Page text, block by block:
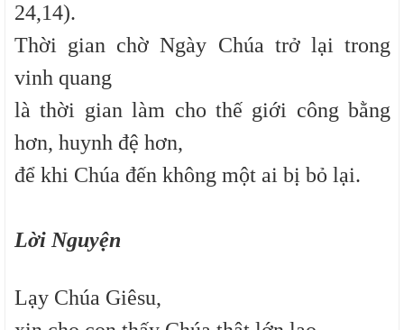
24,14).
Thời gian chờ Ngày Chúa trở lại trong
vinh quang
là thời gian làm cho thế giới công bằng
hơn, huynh đệ hơn,
để khi Chúa đến không một ai bị bỏ lại.
Lời Nguyện
Lạy Chúa Giêsu,